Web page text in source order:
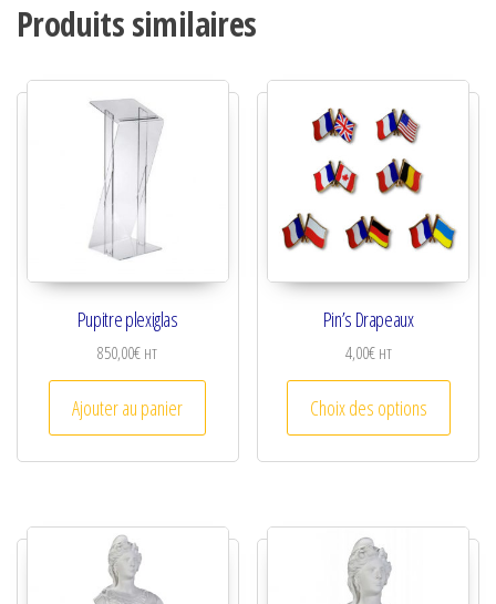
Produits similaires
Pupitre plexiglas
850,00€ HT
Ajouter au panier
Pin’s Drapeaux
4,00€ HT
Choix des options
Ce